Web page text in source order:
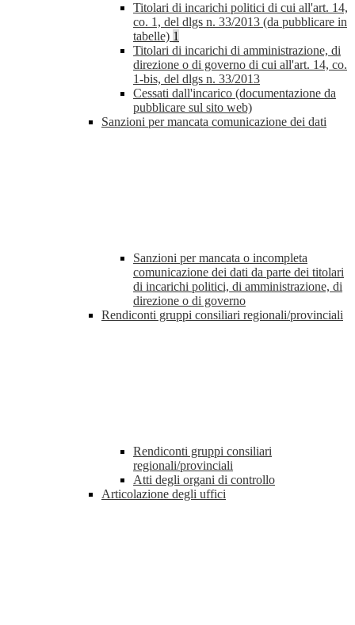
Titolari di incarichi politici di cui all'art. 14,
co. 1, del dlgs n. 33/2013 (da pubblicare in
tabelle) 1
Titolari di incarichi di amministrazione, di
direzione o di governo di cui all'art. 14, co.
1-bis, del dlgs n. 33/2013
Cessati dall'incarico (documentazione da
pubblicare sul sito web)
Sanzioni per mancata comunicazione dei dati
Sanzioni per mancata o incompleta
comunicazione dei dati da parte dei titolari
di incarichi politici, di amministrazione, di
direzione o di governo
Rendiconti gruppi consiliari regionali/provinciali
Rendiconti gruppi consiliari
regionali/provinciali
Atti degli organi di controllo
Articolazione degli uffici